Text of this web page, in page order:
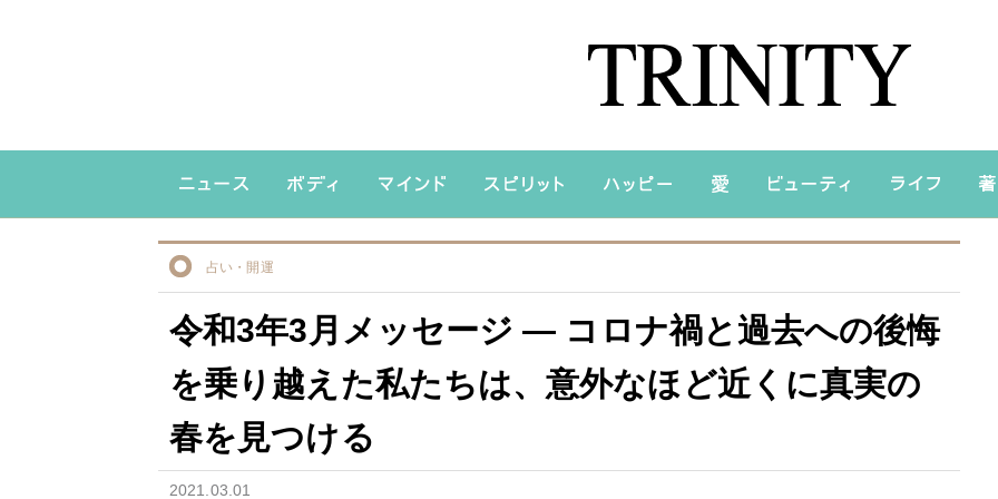
占い・開運
令和3年3月メッセージ — コロナ禍と過去への後悔
を乗り越えた私たちは、意外なほど近くに真実の
春を見つける
2021.03.01